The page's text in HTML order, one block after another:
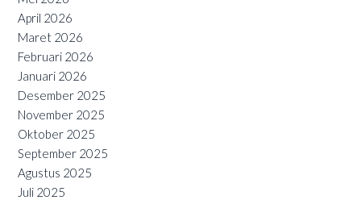
April 2026
Maret 2026
Februari 2026
Januari 2026
Desember 2025
November 2025
Oktober 2025
September 2025
Agustus 2025
Juli 2025